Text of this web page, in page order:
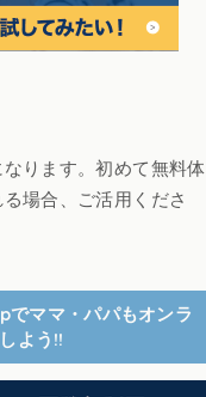
ります。初めて無料体
場合、ご活用くださ
でママ・パパもオンラ
よう!!